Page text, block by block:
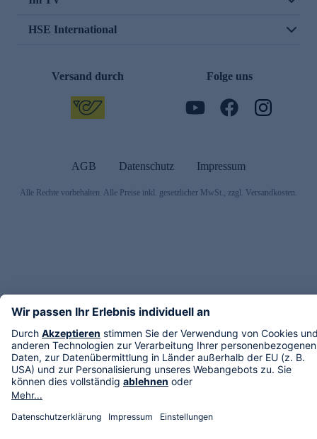
HSE International
Versand durch Folge uns
AGB Datenschutz Impressum
Alle Rechte vorbehalten. Alle Preise inkl. gesetzlicher MwSt., zzgl. Versandkosten.